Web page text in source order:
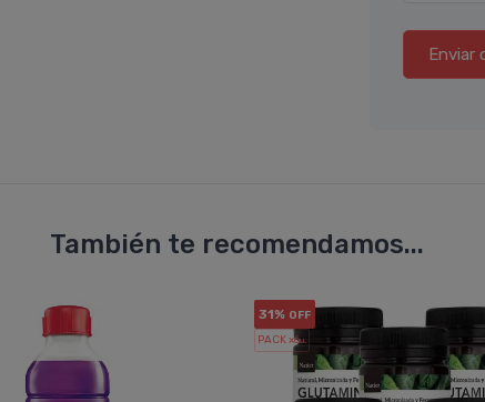
Enviar
También te recomendamos...
31% OFF
PACK x6u.